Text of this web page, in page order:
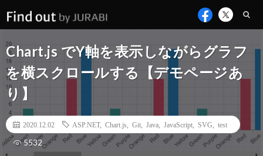
Chart.js でY軸を表示しながらグラフ
を横スクロールする【デモページあ
り】
2020.12.02 ASP.NET, Chart.js Git Java JavaScript SVG test
5532